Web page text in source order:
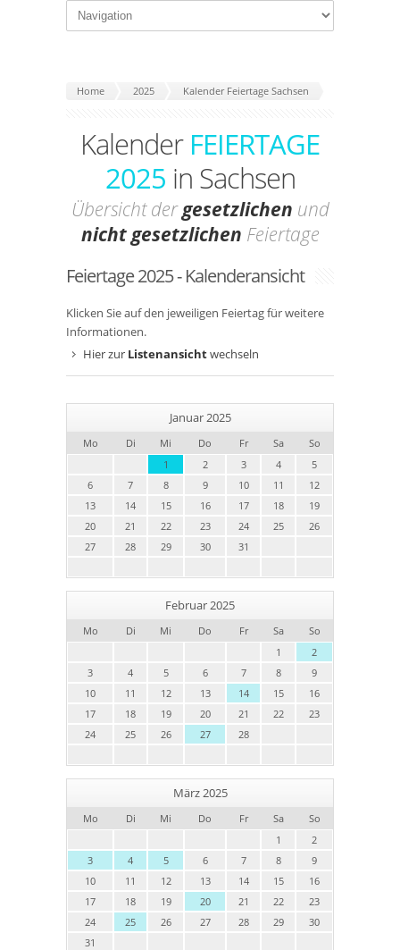
Home 2025 Kalender Feiertage Sachsen
Kalender FEIERTAGE
2025 in Sachsen
Übersicht dergesetzlichen und
nicht gesetzlichen Feiertage
Feiertage 2025 - Kalenderansicht
Klicken Sie auf den jeweiligen Feiertag für weitere
Informationen.
Hier zur Listenansichtwechseln
Januar 2025
Mo Di Mi Do Fr Sa
So
1
2 3 4
5
6
7 8 9 10 11
12
13
14 15 16 17 18
19
20
21 22 23 24 25
26
27
28 29 30 31
Februar 2025
Mo Di Mi Do Fr Sa
So
1
2
3
4 5 6 7 8
9
10
11 12 13 14 15
16
17
18 19 20 21 22
23
24
25 26 27 28
März 2025
Mo Di Mi Do Fr Sa
So
1
2
3
4 5 6 7 8
9
10
11 12 13 14 15
16
17
18 19 20 21 22
23
24
25 26 27 28 29
30
31